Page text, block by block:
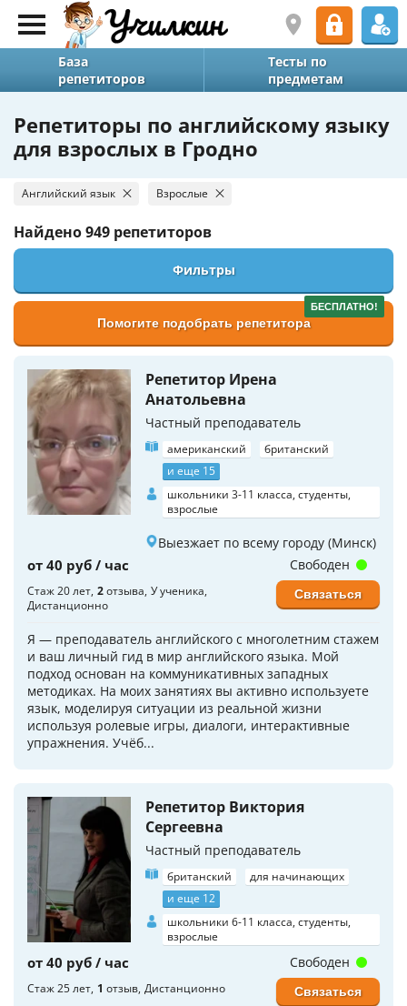
База
репетиторов
Тесты по
предметам
Репетиторы по английскому языку
для взрослых в Гродно
Английский язык Взрослые
Найдено949 репетиторов
Фильтры
БЕСПЛАТНО!
Помогите подобрать репетитора
Репетитор Ирена
Анатольевна
Частный преподаватель
американский
британский
и еще 15
школьники 3-11 класса, студенты,
взрослые
Выезжает по всему городу (Минск)
от 40 руб / час
Стаж 20 лет 2отзыва У ученика
Дистанционно
Я — преподаватель английского с многолетним стажем
и ваш личный гид в мир английского языка. Мой
подход основан на коммуникативных западных
методиках. На моих занятиях вы активно используете
язык, моделируя ситуации из реальной жизни
используя ролевые игры, диалоги, интерактивные
упражнения. Учёб...
Свободен
Связаться
Репетитор Виктория
Сергеевна
Частный преподаватель
британский
для начинающих
и еще 12
школьники 6-11 класса, студенты,
взрослые
от 40 руб / час
Стаж 25 лет 1 отзыв Дистанционно
Свободен
Связаться